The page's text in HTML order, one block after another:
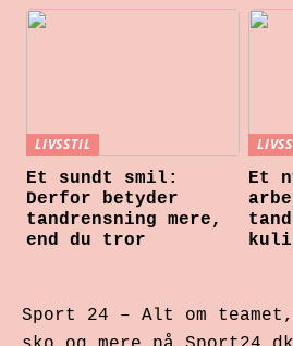
LIVSSTIL
Et sundt smil:
Derfor betyder
tandrensning mere,
end du tror
Et
Sport 24 – Alt om